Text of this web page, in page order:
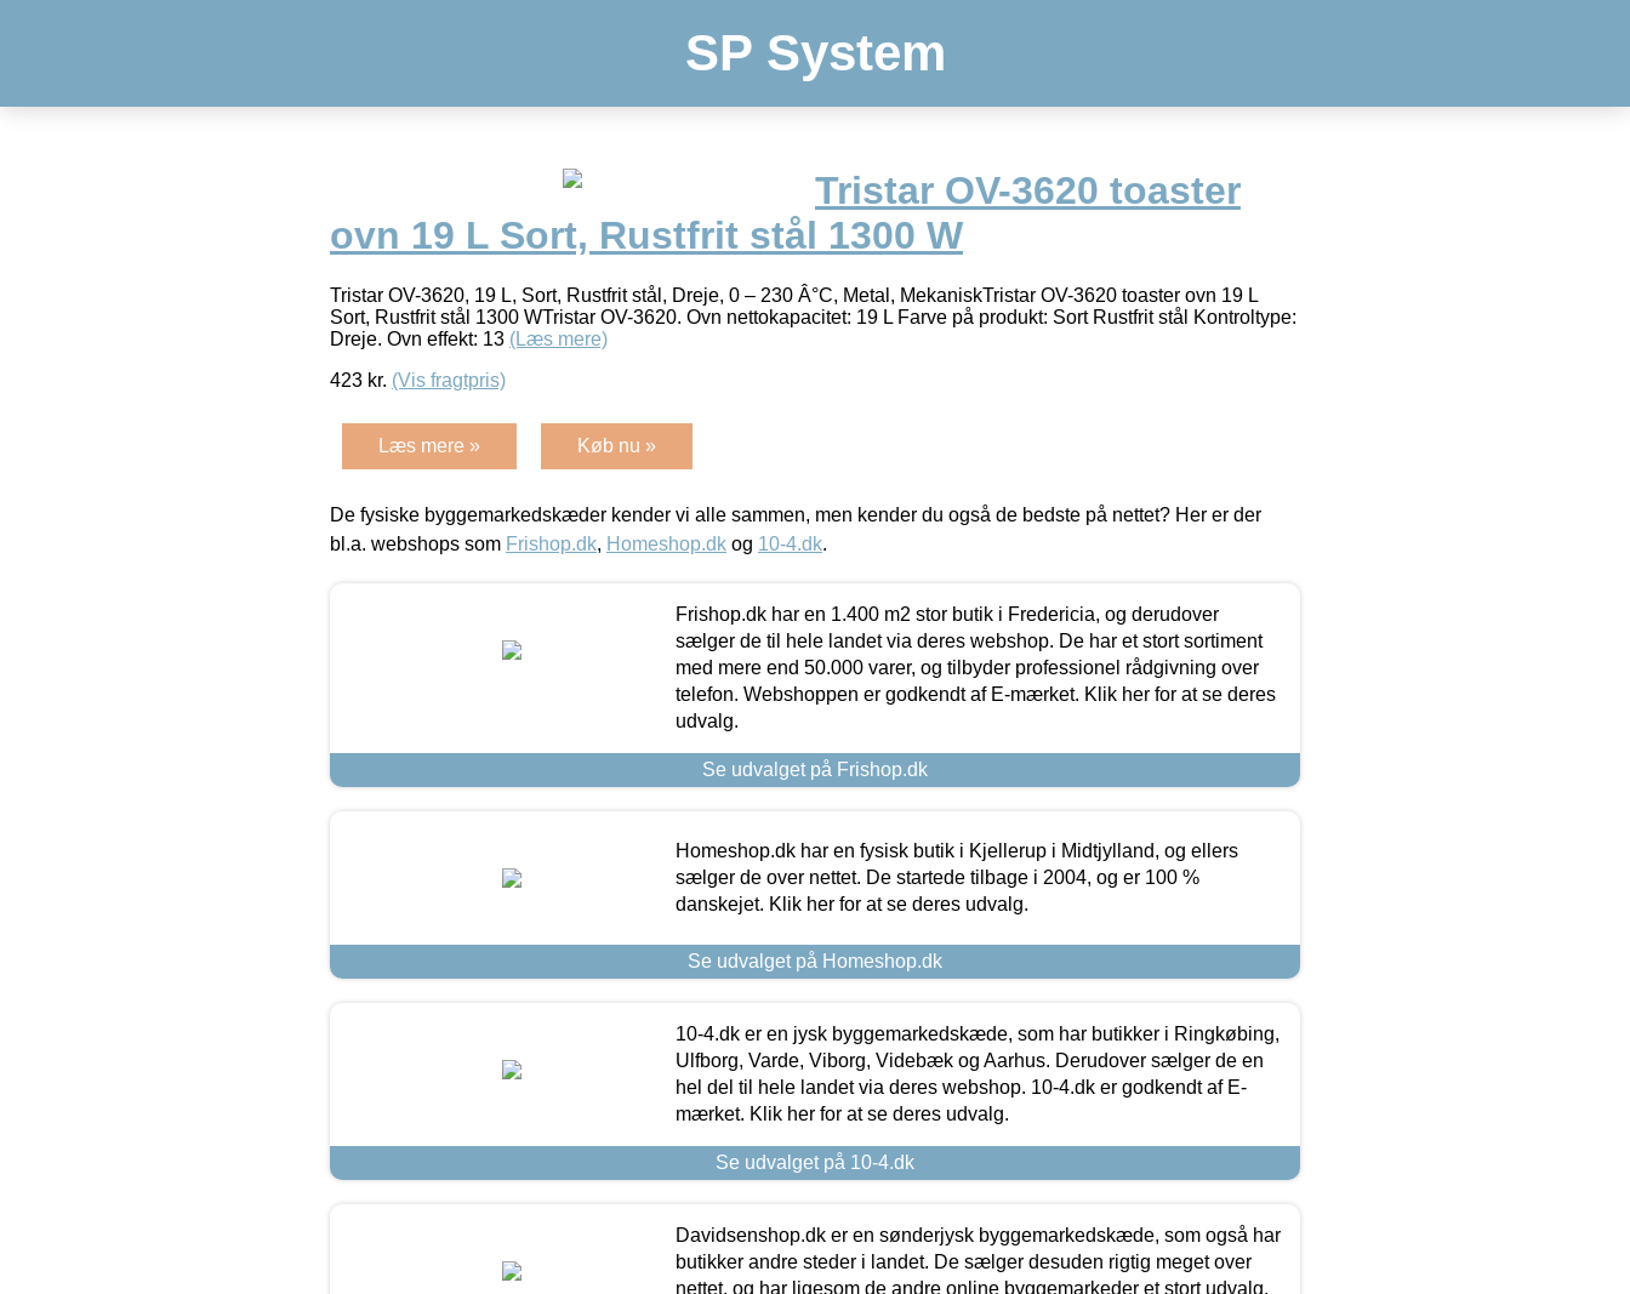
SP System
Tristar OV-3620 toaster
ovn 19 L Sort, Rustfrit stål 1300 W
Tristar OV-3620, 19 L, Sort, Rustfrit stål, Dreje, 0 – 230 Â°C, Metal, MekaniskTristar OV-3620 toaster ovn 19 L
Sort, Rustfrit stål 1300 WTristar OV-3620. Ovn nettokapacitet: 19 L Farve på produkt: Sort Rustfrit stål Kontroltype:
Dreje. Ovn effekt: 13 (Læs mere)
423 kr. (Vis fragtpris)
Læs mere » Køb nu »
De fysiske byggemarkedskæder kender vi alle sammen, men kender du også de bedste på nettet? Her er der
bl.a. webshops som Frishop.dk, Homeshop.dk og 10-4.dk.
Frishop.dk har en 1.400 m2 stor butik i Fredericia, og derudover
sælger de til hele landet via deres webshop. De har et stort sortiment
med mere end 50.000 varer, og tilbyder professionel rådgivning over
telefon. Webshoppen er godkendt af E-mærket. Klik her for at se deres
udvalg.
Se udvalget på Frishop.dk
Homeshop.dk har en fysisk butik i Kjellerup i Midtjylland, og ellers
sælger de over nettet. De startede tilbage i 2004, og er 100 %
danskejet. Klik her for at se deres udvalg.
Se udvalget på Homeshop.dk
10-4.dk er en jysk byggemarkedskæde, som har butikker i Ringkøbing,
Ulfborg, Varde, Viborg, Videbæk og Aarhus. Derudover sælger de en
hel del til hele landet via deres webshop. 10-4.dk er godkendt af E-
mærket. Klik her for at se deres udvalg.
Se udvalget på 10-4.dk
Davidsenshop.dk er en sønderjysk byggemarkedskæde, som også har
butikker andre steder i landet. De sælger desuden rigtig meget over
nettet, og har ligesom de andre online byggemarkeder et stort udvalg.